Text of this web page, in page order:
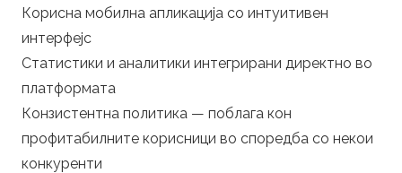
Корисна мобилна апликација со интуитивен
интерфејс
Статистики и аналитики интегрирани директно во
платформата
Конзистентна политика — поблага кон
профитабилните корисници во споредба со некои
конкуренти